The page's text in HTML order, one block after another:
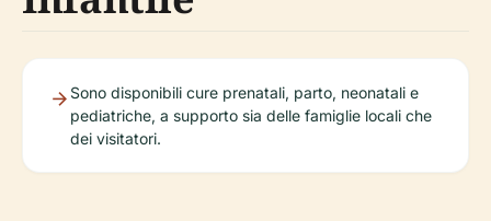
Sono disponibili cure prenatali, parto, neonatali e
pediatriche, a supporto sia delle famiglie locali che
dei visitatori.